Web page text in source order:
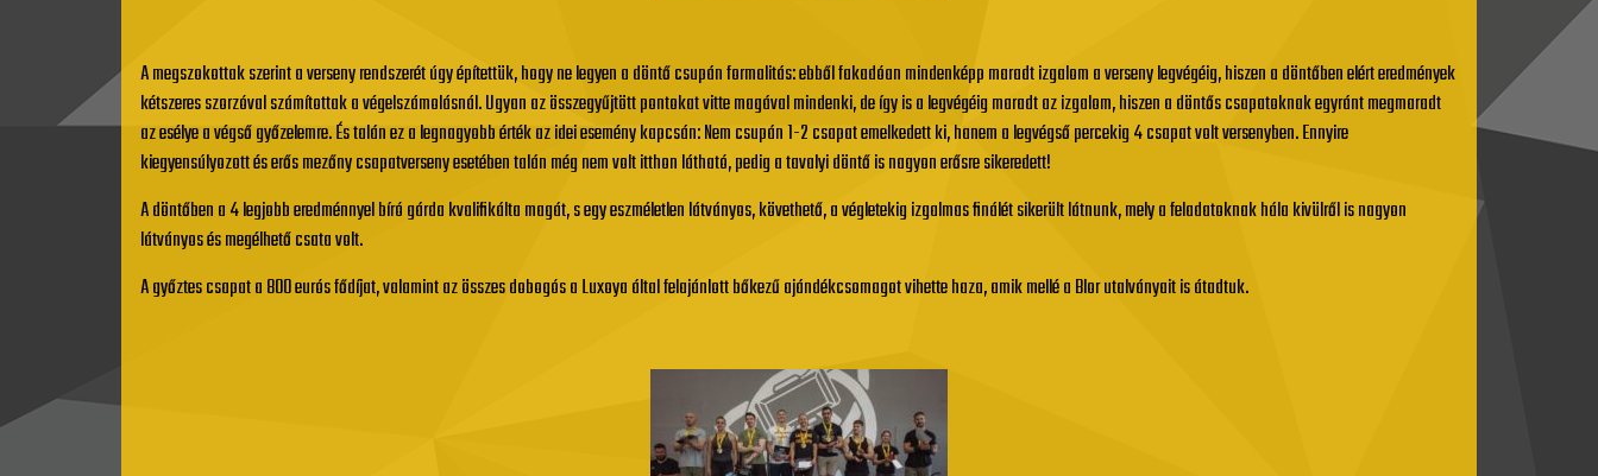
A megszokottak szerint a verseny rendszerét úgy építettük, hogy ne legyen a döntő csupán formalitás: ebből fakadóan mindenképp maradt izgalom a verseny legvégéig, hiszen a döntőben elért eredmények
kétszeres szorzóval számítottak a végelszámolásnál. Ugyan az összegyűjtött pontokat vitte magával mindenki, de így is a legvégéig maradt az izgalom, hiszen a döntős csapatoknak egyránt megmaradt
az esélye a végső győzelemre. És talán ez a legnagyobb érték az idei esemény kapcsán: Nem csupán 1-2 csapat emelkedett ki, hanem a legvégső percekig 4 csapat volt versenyben. Ennyire
kiegyensúlyozott és erős mezőny csapatverseny esetében talán még nem volt itthon látható, pedig a tavalyi döntő is nagyon erősre sikeredett!
A döntőben a 4 legjobb eredménnyel bíró gárda kvalifikálta magát, s egy eszméletlen látványos, követhető, a végletekig izgalmas finálét sikerült látnunk, mely a feladatoknak hála kivülről is nagyon
látványos és megélhető csata volt.
A győztes csapat a 800 eurós fődíjat, valamint az összes dobogós a Luxoya által felajánlott bőkezű ajándékcsomagot vihette haza, amik mellé a Blor utalványait is átadtuk.